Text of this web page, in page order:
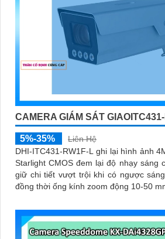
CAMERA GIÁM SÁT
5%-35%
Liên Hệ
DHI-ITC431-RW1F-L ghi lại hình ảnh
Starlight CMOS đem lại độ nhạy sáng
giữ chi tiết vượt trội khi có ngược
đồng thời ống kính zoom động 10-50